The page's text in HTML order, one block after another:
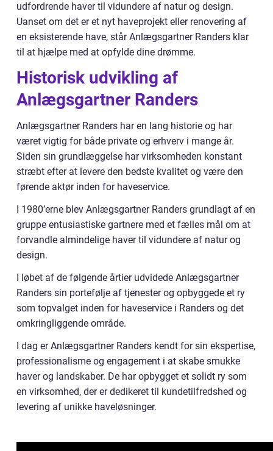
udfordrende haver til vidundere af natur og design.
Uanset om det er et nyt haveprojekt eller renovering af
en eksisterende have, står Anlægsgartner Randers klar
til at hjælpe med at opfylde dine drømme.
Historisk udvikling af
Anlægsgartner Randers
Anlægsgartner Randers har en lang historie og har
været vigtig for både private og erhverv i mange år.
Siden sin grundlæggelse har virksomheden konstant
stræbt efter at levere den bedste kvalitet og være den
førende aktør inden for haveservice.
I 1980’erne blev Anlægsgartner Randers grundlagt af en
gruppe entusiastiske gartnere med et fælles mål om at
forvandle almindelige haver til vidundere af natur og
design.
I løbet af de følgende årtier udvidede Anlægsgartner
Randers sin portefølje af tjenester og opbyggede et ry
som topvalget inden for haveservice i Randers og det
omkringliggende område.
I dag er Anlægsgartner Randers kendt for sin ekspertise,
professionalisme og engagement i at skabe smukke
haver og landskaber. De har opbygget et solidt ry som
en virksomhed, der er dedikeret til kundetilfredshed og
levering af unikke haveløsninger.